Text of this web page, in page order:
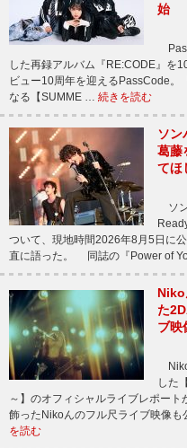
始
した再録アルバム『RE:CODE』
ビュー10周年を迎えるPassCode。
なる【SUMME … 続きを読む
ソン
葛藤
てほ
ソ
ついて、現地時間2026年8月5日に
直に語った。 同誌の『Power of
Niko
た
ブ映
した
～】のオフィシャルライブレポー
飾ったNikoんのフル尺ライブ映像
を読む